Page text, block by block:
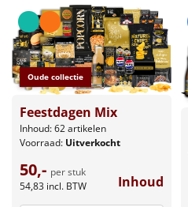
Tas
Wake up light
NIEUW
Borrelplank
Warmtekussen
Slowcooker POPULAIR
Oude collectie
Feestdagen Mix
Inhoud: 62 artikelen
Voorraad: Uitverkocht
50,- per stuk
54,83 incl. BTW Inhoud